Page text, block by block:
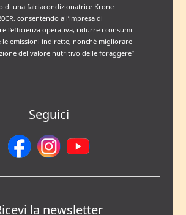
di una falciacondizionatrice Krone
consentendo all’impresa di
l’efficienza operativa, ridurre i consumi
le emissioni indirette, nonché migliorare
del valore nutritivo delle foraggere”
Seguici
la newsletter